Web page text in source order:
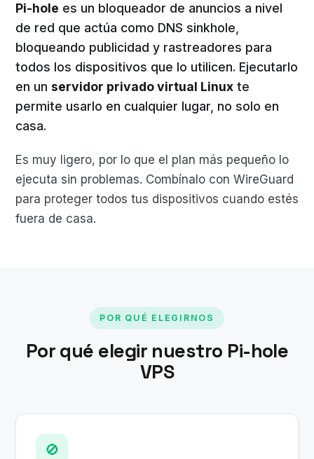
Pi-hole es un bloqueador de anuncios a nivel
de red que actúa como DNS sinkhole,
bloqueando publicidad y rastreadores para
todos los dispositivos que lo utilicen. Ejecutarlo
en un servidor privado virtual Linux te
permite usarlo en cualquier lugar, no solo en
casa.
Es muy ligero, por lo que el plan más pequeño lo
ejecuta sin problemas. Combínalo con WireGuard
para proteger todos tus dispositivos cuando estés
fuera de casa.
POR QUÉ ELEGIRNOS
Por qué elegir nuestro Pi-hole
VPS
🚫